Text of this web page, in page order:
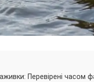
Перевірені часом